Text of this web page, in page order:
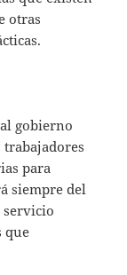
otras
gobierno
trabajadores
para
siempre del
servicio
que